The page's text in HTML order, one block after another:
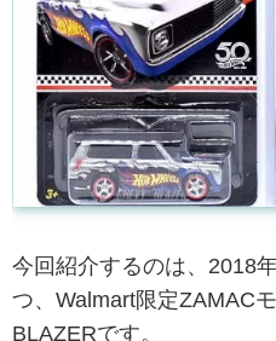
今回紹介するのは、2018
つ、Walmart限定ZAMAC
BLAZERです。